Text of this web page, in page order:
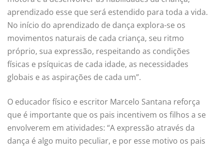
aprendizado esse que será estendido para toda a vida.
No início do aprendizado de dança explora-se os
movimentos naturais de cada criança, seu ritmo
próprio, sua expressão, respeitando as condições
físicas e psíquicas de cada idade, as necessidades
globais e as aspirações de cada um”.
O educador físico e escritor Marcelo Santana reforça
que é importante que os pais incentivem os filhos a se
envolverem em atividades: “A expressão através da
dança é algo muito peculiar, e por esse motivo os pais